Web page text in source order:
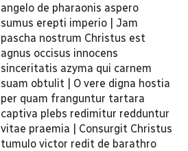
angelo de pharaonis aspero
sumus erepti imperio | Jam
pascha nostrum Christus est
agnus occisus innocens
sinceritatis azyma qui carnem
suam obtulit | O vere digna hostia
per quam franguntur tartara
captiva plebs redimitur redduntur
vitae praemia | Consurgit Christus
tumulo victor redit de barathro